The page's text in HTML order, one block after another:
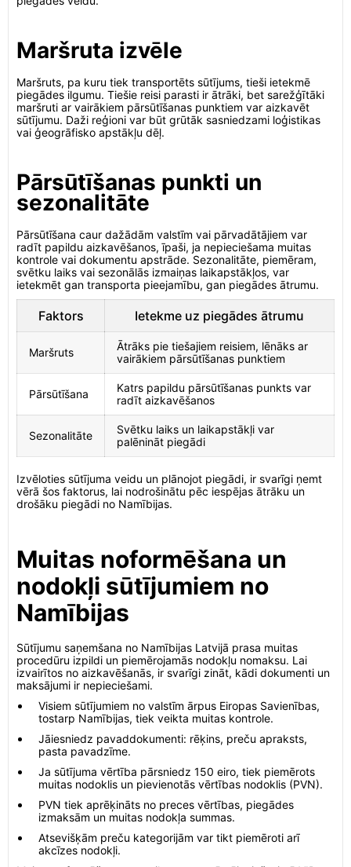
Maršruta izvēle
Maršruts, pa kuru tiek transportēts sūtījums, tieši ietekmē
piegādes ilgumu. Tiešie reisi parasti ir ātrāki, bet sarežģītāki
maršruti ar vairākiem pārsūtīšanas punktiem var aizkavēt
sūtījumu. Daži reģioni var būt grūtāk sasniedzami loģistikas
vai ģeogrāfisko apstākļu dēļ.
Pārsūtīšanas punkti un
sezonalitāte
Pārsūtīšana caur dažādām valstīm vai pārvadātājiem var
radīt papildu aizkavēšanos, īpaši, ja nepieciešama muitas
kontrole vai dokumentu apstrāde. Sezonalitāte, piemēram,
svētku laiks vai sezonālās izmaiņas laikapstākļos, var
ietekmēt gan transporta pieejamību, gan piegādes ātrumu.
Faktors Ietekme uz piegādes ātrumu
Maršruts
Ātrāks pie tiešajiem reisiem, lēnāks ar
vairākiem pārsūtīšanas punktiem
Pārsūtīšana
Katrs papildu pārsūtīšanas punkts var
radīt aizkavēšanos
Sezonalitāte
Svētku laiks un laikapstākļi var
palēnināt piegādi
Izvēloties sūtījuma veidu un plānojot piegādi, ir svarīgi ņemt
vērā šos faktorus, lai nodrošinātu pēc iespējas ātrāku un
drošāku piegādi no Namībijas.
Muitas noformēšana un
nodokļi sūtījumiem no
Namībijas
Sūtījumu saņemšana no Namībijas Latvijā prasa muitas
procedūru izpildi un piemērojamās nodokļu nomaksu. Lai
izvairītos no aizkavēšanās, ir svarīgi zināt, kādi dokumenti un
maksājumi ir nepieciešami.
Visiem sūtījumiem no valstīm ārpus Eiropas Savienības,
tostarp Namībijas, tiek veikta muitas kontrole.
Jāiesniedz pavaddokumenti: rēķins, preču apraksts,
pasta pavadzīme.
Ja sūtījuma vērtība pārsniedz 150 eiro, tiek piemērots
muitas nodoklis un pievienotās vērtības nodoklis (PVN).
PVN tiek aprēķināts no preces vērtības, piegādes
izmaksām un muitas nodokļa summas.
Atsevišķām preču kategorijām var tikt piemēroti arī
akcīzes nodokļi.